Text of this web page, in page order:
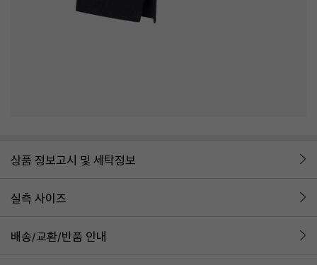
상품 정보고시 및 세탁정보
실측 사이즈
배송/교환/반품 안내